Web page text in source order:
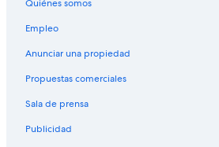
Saint-Tropez
Vence
Quiénes somos
Empleo
Anunciar una propiedad
Propuestas comerciales
Sala de prensa
Publicidad